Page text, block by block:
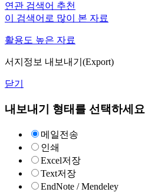
연관 검색어 추천
이 검색어로 많이 본 자료
활용도 높은 자료
서지정보 내보내기(Export)
닫기
내보내기 형태를 선택하세요
메일전송
인쇄
Excel저장
Text저장
EndNote / Mendeley